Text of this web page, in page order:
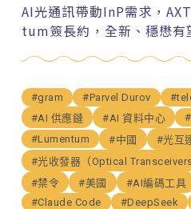
AI光通訊帶動InP需求，
tum簽長約，全新、穩懋有
#gram #Parvel Durov
#AI 供應鏈
#AI 資料中心
#Lumentum
#中國
#光互
#光收發器（Optical Transceivers
#禁令
#美國 #AI編碼工具
#Claude Code
#DeepSeek